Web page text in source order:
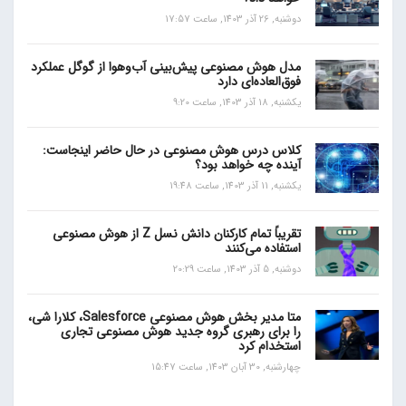
دوشنبه, 26 آذر 1403, ساعت 17:57
مدل هوش مصنوعی پیش‌بینی آب‌و‌هوا از گوگل عملکرد
فوق‌العاده‌ای دارد
یکشنبه, 18 آذر 1403, ساعت 9:20
کلاس درس هوش مصنوعی در حال حاضر اینجاست:
آینده چه خواهد بود؟
یکشنبه, 11 آذر 1403, ساعت 19:48
تقریباً تمام کارکنان دانش نسل Z از هوش مصنوعی
استفاده می‌کنند
دوشنبه, 5 آذر 1403, ساعت 20:29
متا مدیر بخش هوش مصنوعی Salesforce، کلارا شی،
را برای رهبری گروه جدید هوش مصنوعی تجاری
استخدام کرد
چهارشنبه, 30 آبان 1403, ساعت 15:47